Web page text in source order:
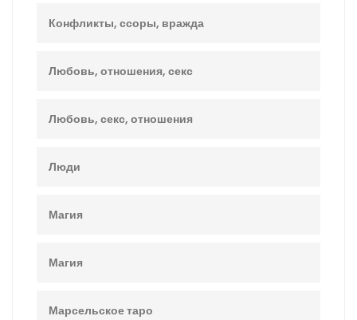
Конфликты, ссоры, вражда
Любовь, отношения, секс
Любовь, секс, отношения
Люди
Магия
Магия
Марсельское таро